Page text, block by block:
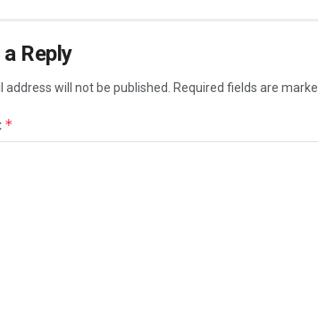
Reply
address will not be published. Required fields are
*